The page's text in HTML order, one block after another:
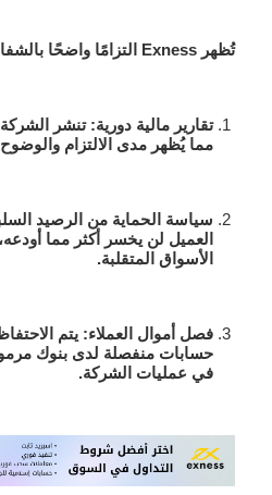
تُظهر Exness التزامًا واضحًا بالشفافية من خلال:
تقارير مالية دورية: تنشر الشركة
مما يُظهر مدى الالتزام
سياسة الحماية من الرصيد
العميل لن يخسر أكثر مما
الأسواق المتقلبة.
فصل أموال العملاء: يتم
حسابات منفصلة لدى بنوك
في عمليات الشركة.